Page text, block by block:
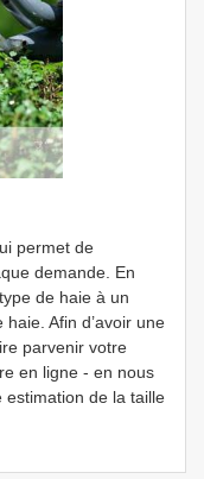
permet de
demande. En
de haie à un
Afin d’avoir une
parvenir votre
en ligne - en nous
estimation de la taille